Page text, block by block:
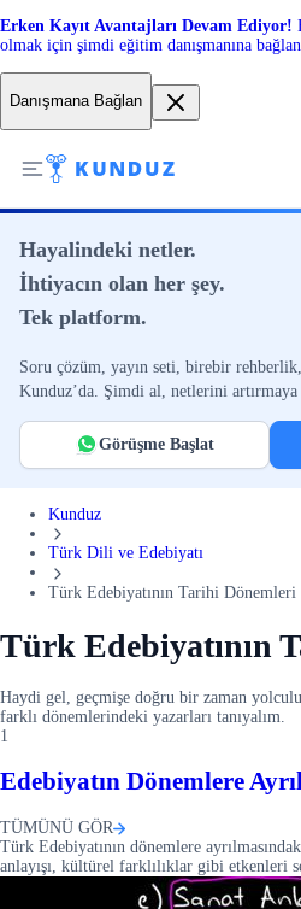
Erken Kayıt Avantajları Devam Ediyor!
olmak için şimdi eğitim danışmanına
Danışmana Bağlan
Hayalindeki netler.
İhtiyacın olan her şey.
Tek platform.
Soru çözüm, yayın seti, birebir rehberlik,
Kunduz’da. Şimdi al, netlerini artırmaya
Görüşme Başlat
Kunduz
Türk Dili ve Edebiyatı
Türk Edebiyatının Tarihi Dönemleri
Türk Edebiyatının
Haydi gel, geçmişe doğru bir zaman
farklı dönemlerindeki yazarları tanıyalım.
1
Edebiyatın Dönemlere
TÜMÜNÜ GÖR
Türk Edebiyatının dönemlere
anlayışı, kültürel farklılıklar gibi etkenleri